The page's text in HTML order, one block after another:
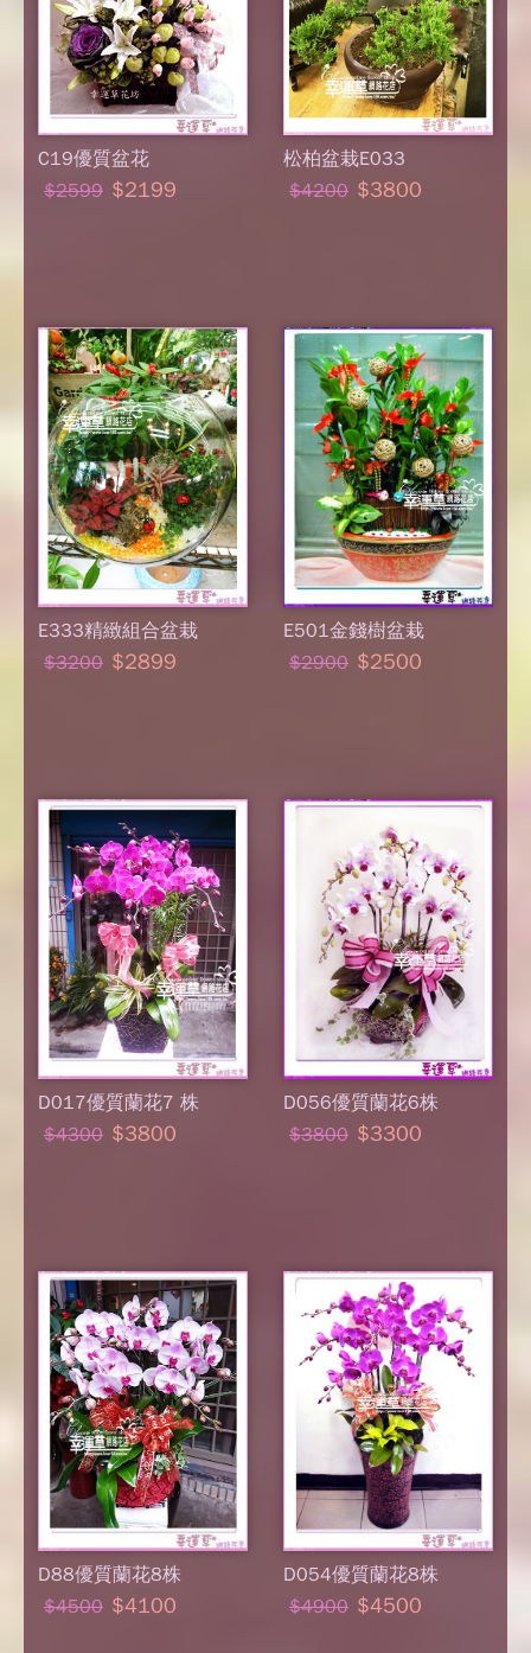
C19優質盆花
$2599 $2199
松柏盆栽E033
$4200 $3800
E333精緻組合盆栽
$3200 $2899
E501金錢樹盆栽
$2900 $2500
D017優質蘭花7 株
$4300 $3800
D056優質蘭花6株
$3800 $3300
D88優質蘭花8株
$4500 $4100
D054優質蘭花8株
$4900 $4500